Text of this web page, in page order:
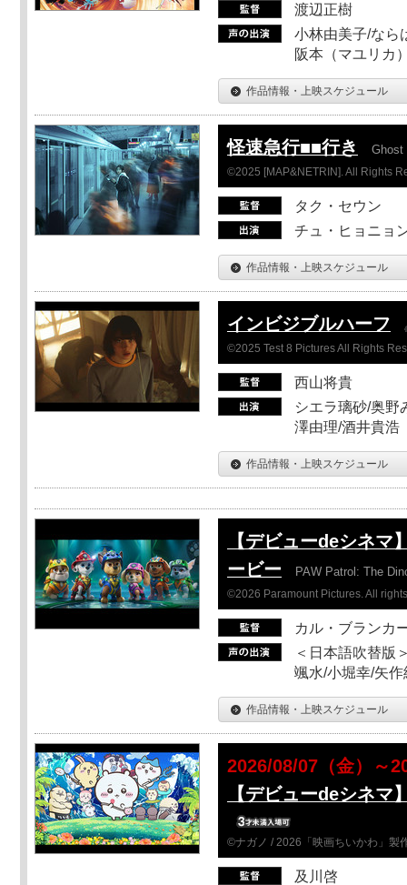
渡辺正樹
小林由美子/なら
阪本（マユリカ
作品情報・上映スケジュール
怪速急行■■行き Ghost
©2025 [MAP&NETRIN]. All Rights
タク・セウン
チュ・ヒョニョ
作品情報・上映スケジュール
インビジブルハーフ
©2025 Test 8 Pictures All Rights
西山将貴
シエラ璃砂/奥野
澤由理/酒井貴浩
作品情報・上映スケジュール
【デビューdeシネマ
ービー
PAW Patrol: The
©2026 Paramount Pictures. All
カル・ブランカ
＜日本語吹替版
颯水/小堀幸/矢作
作品情報・上映スケジュール
2026/08/07（金）～
【デビューdeシネマ
©ナガノ / 2026「映画ちいかわ」製
及川啓